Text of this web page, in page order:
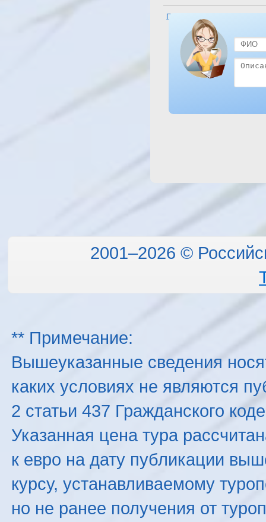
Посмотреть отель Sunrise
2001–2026 ©
** Примечание:
Вышеуказанные сведения
каких условиях не являются
2 статьи 437 Гражданского
Указанная цена тура
к евро на дату публикации
курсу, устанавливаемому
но не ранее получения от